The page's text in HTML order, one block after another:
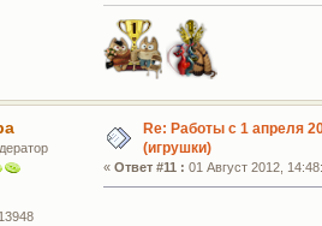
Re: Работы с 1 апреля
(игрушки)
«Ответ #11 : 01 Август 2012,